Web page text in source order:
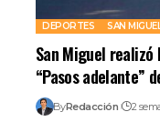
DEPORTES SAN
San Miguel
“Pasos adelante”
ByRedacción 2